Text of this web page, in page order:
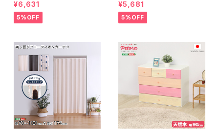
ン、滑り止め付き、手洗い対応【D
erid-デリッド-】 DRG-L
¥6,631
5%OFF
ン、滑り止め付き、手洗い対応【D
erid-デリッド-】 DRG-M
¥5,681
5%OFF